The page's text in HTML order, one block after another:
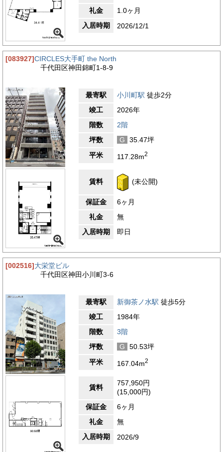
礼金
1.0ヶ月
入居時期
2026/12/1
[083927]CIRCLES大手町 the North
千代田区神田錦町1-8-9
最寄駅 小川町駅 徒歩2分
竣工
2026年
階数
2階
坪数
G
35.47坪
平米
117.28m2
賃料 (未公開)
保証金
6ヶ月
礼金
無
入居時期
即日
[002516]大栄堂ビル
千代田区神田小川町3-6
最寄駅 新御茶ノ水駅 徒歩5分
竣工
1984年
階数
3階
坪数
G
50.53坪
平米
167.04m2
賃料
757,950円
(15,000円)
保証金
6ヶ月
礼金
無
入居時期
2026/9